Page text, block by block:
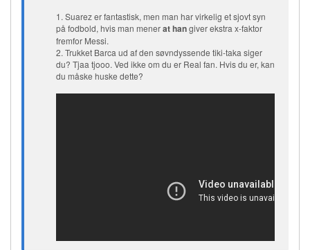
1. Suarez er fantastisk, men man har virkelig et sjovt syn
på fodbold, hvis man menerat hangiver ekstra x-faktor
fremfor Messi.
2. Trukket Barca ud af den søvndyssende tiki-taka siger
du? Tjaa tjooo. Ved ikke om du er Real fan. Hvis du er, kan
du måske huske dette?